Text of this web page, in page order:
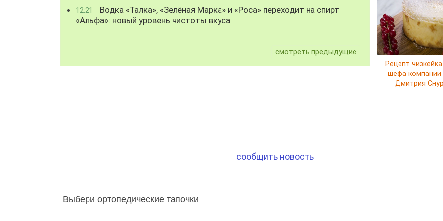
12:21
Водка «Талка», «Зелёная Марка» и «Роса» переходит на спирт
«Альфа»: новый уровень чистоты вкуса
смотреть предыдущие
Рецепт
шефа компании
Дмитрия
сообщить новость
Выбери ортопедические тапочки